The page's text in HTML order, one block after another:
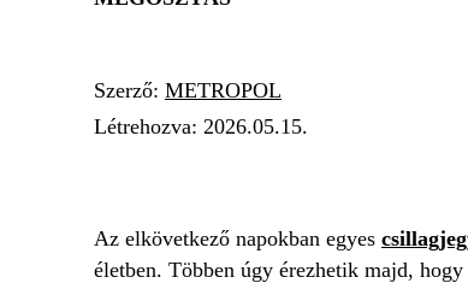
Szerző: METROPOL
Létrehozva: 2026.05.15.
Az elkövetkező napokban egyes
életben. Többen úgy érezhetik majd,